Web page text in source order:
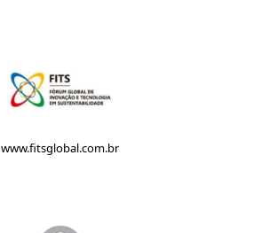
www.fitsglobal.com.br